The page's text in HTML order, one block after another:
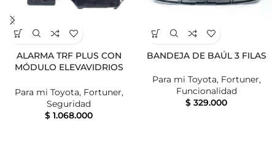
ALARMA TRF PLUS CON
MÓDULO ELEVAVIDRIOS
Para mi Toyota, Fortuner,
Seguridad
$ 1.068.000
BANDEJA DE BAÚL 3 FILAS
Para mi Toyota, Fortuner,
Funcionalidad
$ 329.000